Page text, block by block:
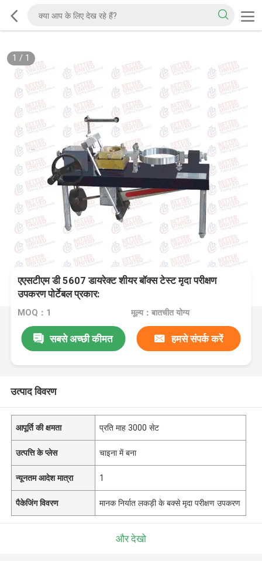
1 / 1
एएसटीएम डी 5607 डायरेक्ट शीयर बॉक्स टेस्ट मृदा परीक्षण
उपकरण पोर्टेबल प्रकार:
MOQ：1 मूल्य：बातचीत योग्य
सबसे अच्छी कीमत हमसे संपर्क करें
उत्पाद विवरण
आपूर्ति की क्षमता प्रति माह 3000 सेट
उत्पत्ति के प्लेस चाइना में बना
न्यूनतम आदेश मात्रा 1
पैकेजिंग विवरण मानक निर्यात लकड़ी के बक्से मृदा परीक्षण उपकरण
और देखो